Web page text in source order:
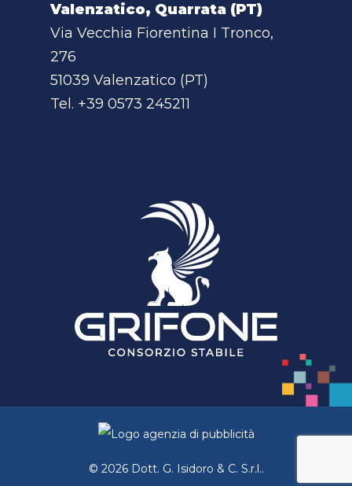
Valenzatico, Quarrata (PT)
Via Vecchia Fiorentina I Tronco,
276
51039 Valenzatico (PT)
Tel. +39 0573 245211
© 2026 Dott. G. Isidoro & C. S.r.l..